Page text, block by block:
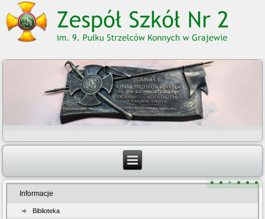
Informacje
Biblioteka